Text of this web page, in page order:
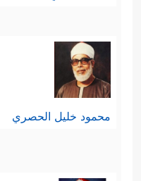
التبنِّي، وقد خصَّه
وجعل من فعل
حيث كان
فلما أراد الله
محمود خليل الحصري